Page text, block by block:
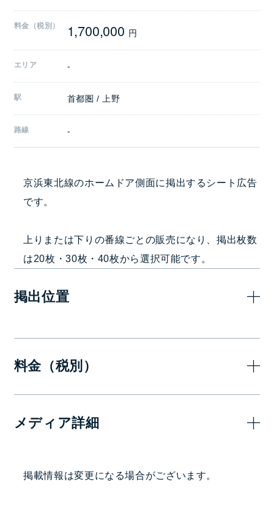
料金（税別） 1,700,000 円
エリア -
駅 首都圏 / 上野
路線 -
京浜東北線のホームドア側面に掲出するシート広告
です。
上りまたは下りの番線ごとの販売になり、掲出枚数
は20枚・30枚・40枚から選択可能です。
掲出位置
料金（税別）
半月
ホームドア側面20枚
ホームドア側面30枚 2,100,000
メディア詳細
掲載情報は変更になる場合がございます。